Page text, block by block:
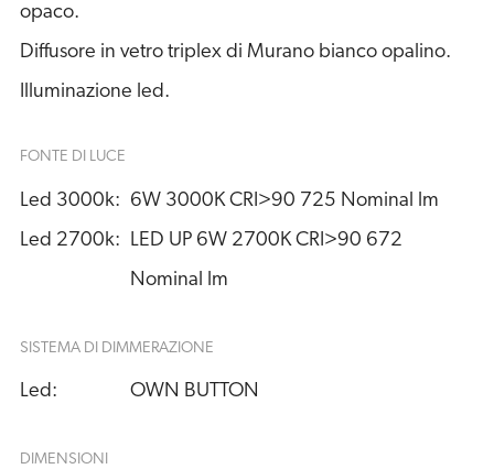
opaco.
Diffusore in vetro triplex di Murano bianco opalino.
Illuminazione led.
FONTE DI LUCE
Led 3000k: 6W 3000K CRI>90 725 Nominal lm
Led 2700k:
LED UP 6W 2700K CRI>90 672
Nominal lm
SISTEMA DI DIMMERAZIONE
Led: OWN BUTTON
DIMENSIONI